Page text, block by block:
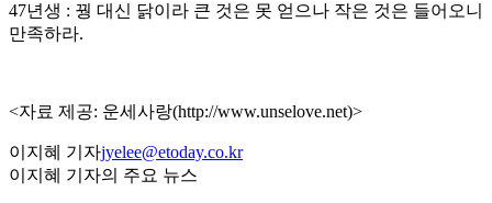
47년생 : 꿩 대신 닭이라 큰 것은 못 얻으나 작은 것은 들어오니
만족하라.
<자료 제공: 운세사랑(http://www.unselove.net)>
이지혜 기자jyelee@etoday.co.kr
이지혜 기자의 주요 뉴스